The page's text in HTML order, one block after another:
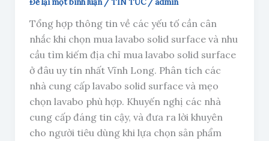
Tổng hợp thông tin về các yếu tố cần cân
nhắc khi chọn mua lavabo solid surface và nhu
cầu tìm kiếm địa chỉ mua lavabo solid surface
ở đâu uy tín nhất Vĩnh Long. Phân tích các
nhà cung cấp lavabo solid surface và mẹo
chọn lavabo phù hợp. Khuyến nghị các nhà
cung cấp đáng tin cậy, và đưa ra lời khuyên
cho người tiêu dùng khi lựa chọn sản phẩm